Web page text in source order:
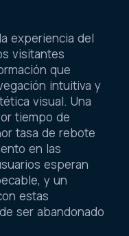
experiencia del
visitantes
que
intuitiva y
visual. Una
tiempo de
tasa de rebote
en las
esperan
y un
estas
ser abandonado